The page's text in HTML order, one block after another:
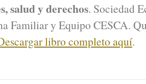
salud y derechos. Sociedad
Familiar y Equipo CESCA.
libro completo aquí.